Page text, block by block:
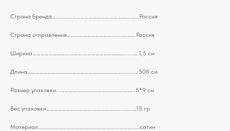
Страна бренда………………………………………………....…..Россия
Страна отправления……………………………..…..……….Россия
Ширина……………………………….…………………………......….1,5 см
Длина……………………………………………………………...........500 см
Размер упаковки. .……………………………………….….....5*9 см
Вес упаковки…………………………….……………….....…..…15 гр
Материал…………………………….…………….……...……….....сатин